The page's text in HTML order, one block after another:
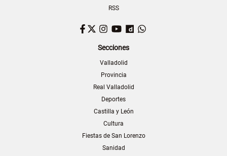
RSS
Facebook
TwitterInstagram
YouTubeDailymotion
Secciones
Valladolid
Provincia
Real Valladolid
Deportes
Castilla y León
Cultura
Fiestas de San Lorenzo
Sanidad